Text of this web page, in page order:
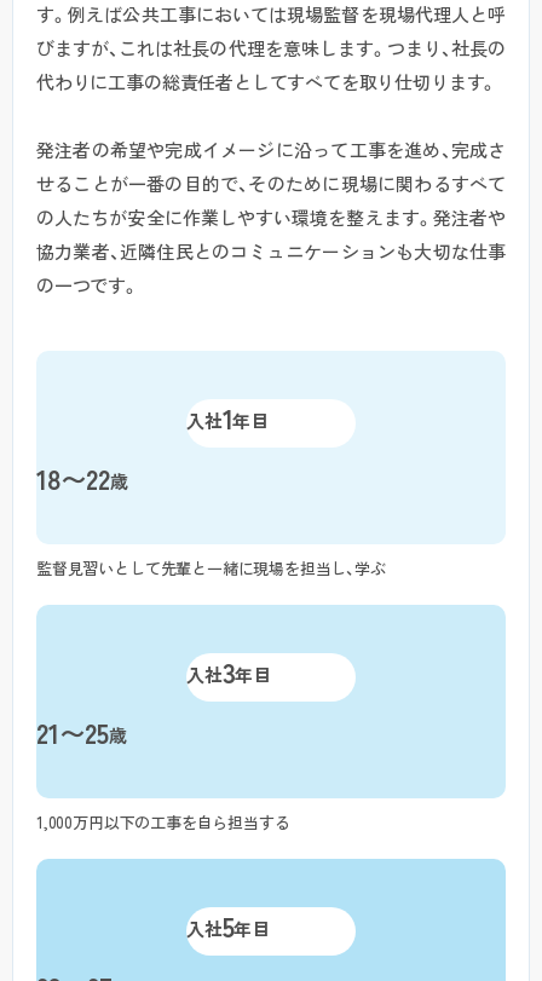
す。例えば公共工事においては現場監督を現場代理人と呼
びますが、これは社長の代理を意味します。 つまり、社長の
代わりに工事の総責任者としてすべてを取り仕切ります。
発注者の希望や完成イメージに沿って工事を進め、完成さ
せることが一番の目的で、そのために現場に関わるすべて
の人たちが安全に作業しやすい環境を整えます。 発注者や
協力業者、近隣住民とのコミュニケーションも大切な仕事
の一つです。
入社1年目
18〜22歳
監督見習いとして先輩と一緒に現場を担当し、学ぶ
入社3年目
21〜25歳
1,000万円以下の工事を自ら担当する
入社5年目